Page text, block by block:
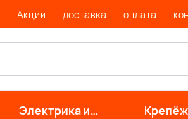
Акции доставка оплата
Электрика и